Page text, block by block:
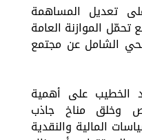
تعديل المساهمة
تحمّل الموازنة العامة
الشامل عن مجتمع
الخطيب على أهمية
وخلق مناخ جاذب
المالية والنقدية